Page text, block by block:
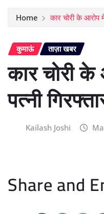
Home कार चोरी के आरोप
कुमाऊं ताज़ा खबर
कार चोरी
पत्नी
Kailash Joshi
Share and